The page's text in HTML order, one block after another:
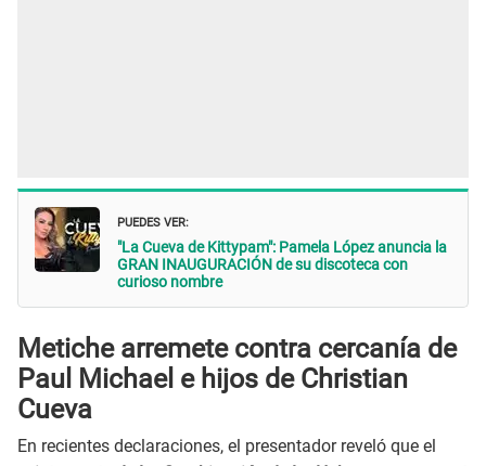
PUEDES VER:
"La Cueva de Kittypam": Pamela López anuncia la
GRAN INAUGURACIÓN de su discoteca con
curioso nombre
Metiche arremete contra cercanía de
Paul Michael e hijos de Christian
Cueva
En recientes declaraciones, el presentador reveló que el